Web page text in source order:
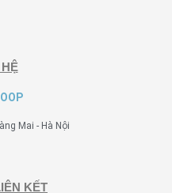
Mai - Hà Nội
KẾT